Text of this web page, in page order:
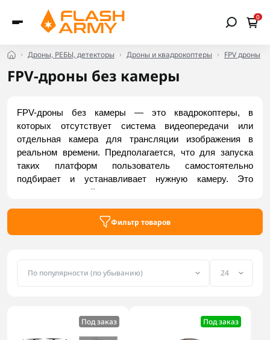
0
Дроны, РЕБЫ, детекторы Дроны и квадрокоптеры FPV дроны
FPV-дроны без камеры
FPV-дроны без камеры — это квадрокоптеры, в
которых отсутствует система видеопередачи или
отдельная камера для трансляции изображения в
реальном времени. Предполагается, что для запуска
таких платформ пользователь самостоятельно
подбирает и устанавливает нужную камеру. Это
распространенный подход среди энтузиастов, которые
нужды. Актуальные модели FPV-дронов без камеры
Фильтр товаров
Под заказ Под заказ